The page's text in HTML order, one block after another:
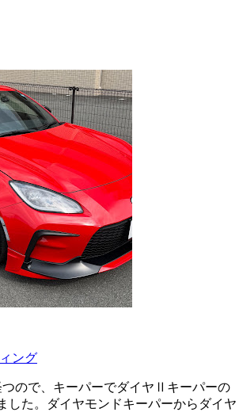
ング
つので、キーパーでダイヤⅡキーパーの
した。ダイヤモンドキーパーからダイヤ